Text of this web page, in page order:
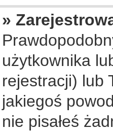
»
użytkownika
rejestracji) lub
jakiegoś
nie pisałeś